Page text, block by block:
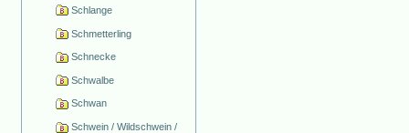
Schlange
Schmetterling
Schnecke
Schwalbe
Schwan
Schwein / Wildschwein /